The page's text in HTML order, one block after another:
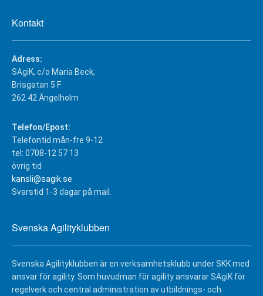
Kontakt
Adress:
SAgiK, c/o Maria Beck,
Brisgatan 5 F
262 42 Ängelholm
Telefon/Epost:
Telefontid mån-fre 9-12
tel: 0708-12 57 13
övrig tid
kansli@sagik.se
Svarstid 1-3 dagar på mail.
Svenska Agilityklubben
Svenska Agilityklubben är en verksamhetsklubb under SKK med
ansvar för agility. Som huvudman för agility ansvarar SAgiK för
regelverk och central administration av utbildnings- och